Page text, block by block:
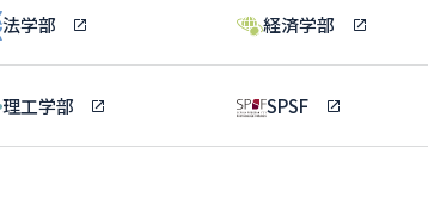
法学部 経済学部
理工学部 SPSF